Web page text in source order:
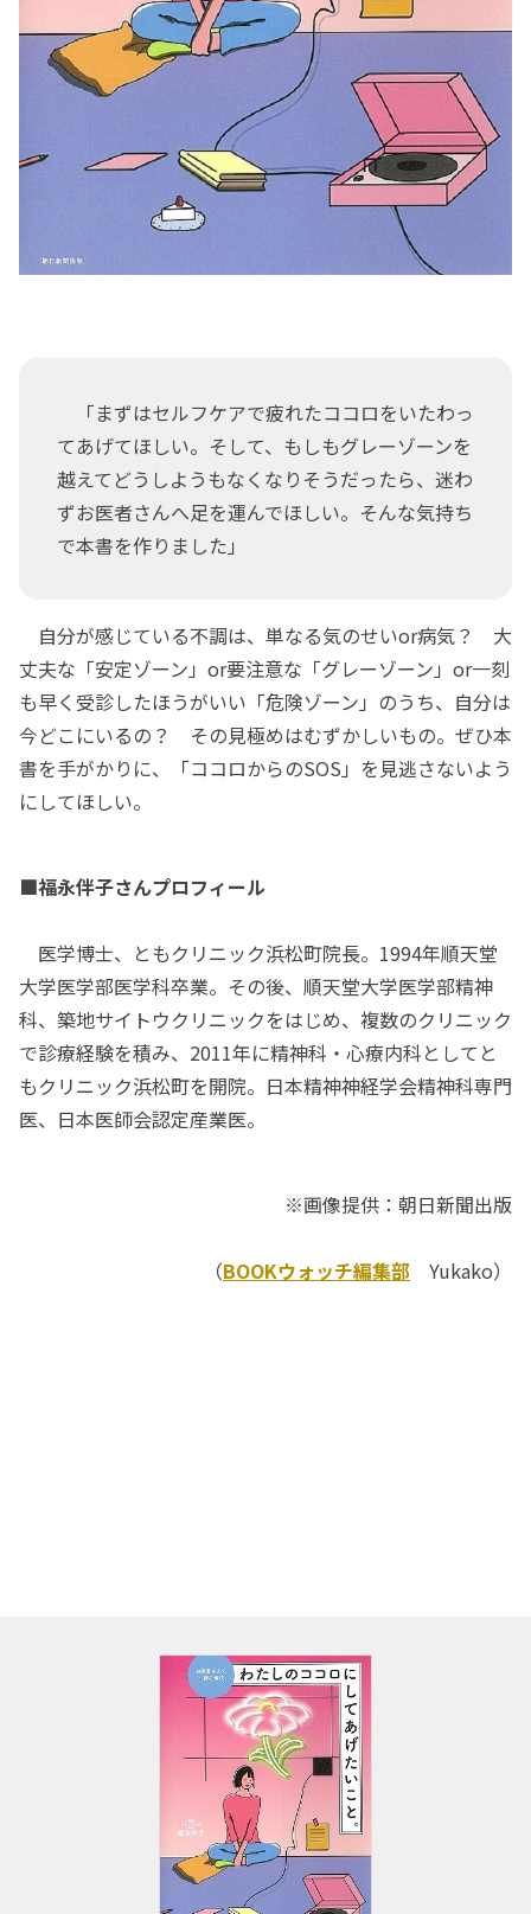
「まずはセルフケアで疲れたココロをいたわっ
てあげてほしい。そして、もしもグレーゾーンを
越えてどうしようもなくなりそうだったら、迷わ
ずお医者さんへ足を運んでほしい。そんな気持ち
で本書を作りました」
自分が感じている不調は、単なる気のせいor病気？ 大
丈夫な「安定ゾーン」or要注意な「グレーゾーン」or一刻
も早く受診したほうがいい「危険ゾーン」のうち、自分は
今どこにいるの？ その見極めはむずかしいもの。ぜひ本
書を手がかりに、「ココロからのSOS」を見逃さないよう
にしてほしい。
■福永伴子さんプロフィール
医学博士、ともクリニック浜松町院長。1994年順天堂
大学医学部医学科卒業。その後、順天堂大学医学部精神
科、築地サイトウクリニックをはじめ、複数のクリニック
で診療経験を積み、2011年に精神科・心療内科としてと
もクリニック浜松町を開院。日本精神神経学会精神科専門
医、日本医師会認定産業医。
※画像提供：朝日新聞出版
（BOOKウォッチ編集部 Yukako）